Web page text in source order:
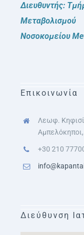
Διευθυντής:
Μεταβολισμού
Νοσοκομείου
Επικοινωνία
Λεωφ.
+30 210
Διεύθυνση